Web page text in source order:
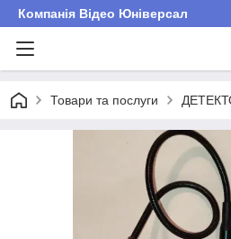
Компанія Відео Юніверсал
Товари та послуги